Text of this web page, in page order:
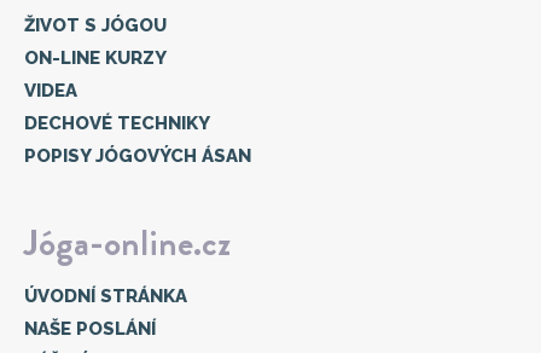
ŽIVOT S JÓGOU
ON-LINE KURZY
VIDEA
DECHOVÉ TECHNIKY
POPISY JÓGOVÝCH ÁSAN
Jóga-online.cz
ÚVODNÍ STRÁNKA
NAŠE POSLÁNÍ